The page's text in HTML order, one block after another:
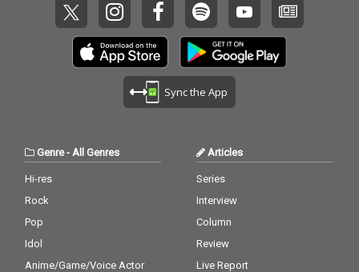
Sync the App
Genre- All Genres
Hi-res
Rock
Pop
Idol
Anime/Game/Voice Actor
Articles
Series
Interview
Column
Review
Live Report